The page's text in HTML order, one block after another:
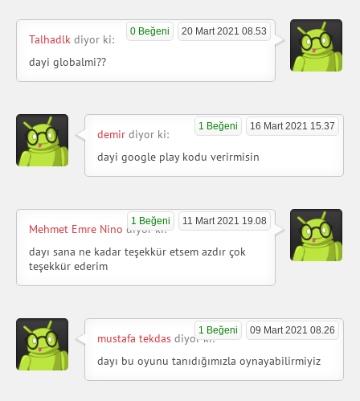
20 Mart 2021 08.53
0 Beğeni
Talhadlk diyor ki:
dayi globalmi??
16 Mart 2021 15.37
1 Beğeni
demir diyor ki:
dayi google play kodu verirmisin
11 Mart 2021 19.08
1 Beğeni
Mehmet Emre Nino diyor ki:
dayı sana ne kadar teşekkür etsem azdır çok
teşekkür ederim
09 Mart 2021 08.26
1 Beğeni
mustafa tekdas diyor ki:
dayı bu oyunu tanıdığımızla oynayabilirmiyiz